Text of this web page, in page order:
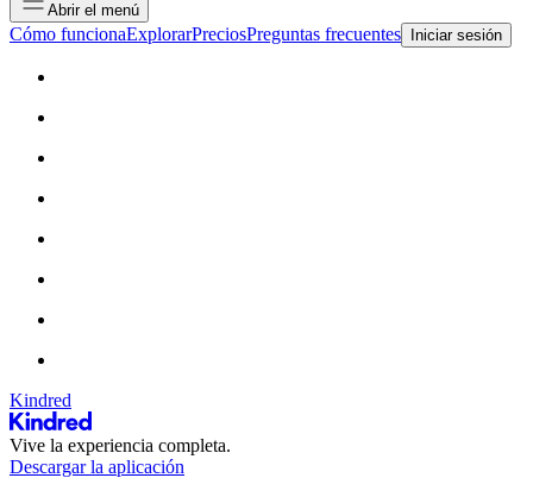
Abrir el menú
Cómo funcionaExplorarPreciosPreguntas frecuentes Iniciar sesión
Kindred
Vive la experiencia completa.
Descargar la aplicación